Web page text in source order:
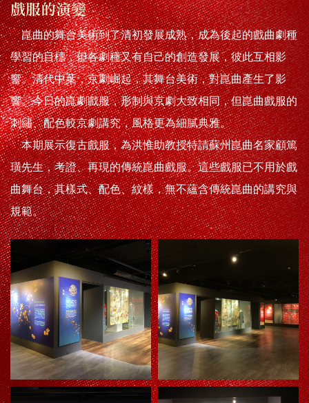
戲服的演變
崑曲的舞台美術到了清初發展成熟，成為後起的戲曲劇種
學習的目標，但各劇種又有自己的創造發展，彼此互相影
響。清代中葉，京劇崛起，其舞台美術，對崑曲產生了影
響。今日的崑劇戲服，形制與京劇大致相同，但崑曲戲服的
刺繡、配色較京劇講究，風格更為細膩典雅。
本期展示復古戲服，為洪惟助教授特請蘇州崑曲名家顧篤
璜先生，考證、再現的傳統崑曲戲服。這些戲服已不用於戲
曲舞台，其樣式、配色、紋樣，無不蘊含傳統崑曲的講究與
規範。